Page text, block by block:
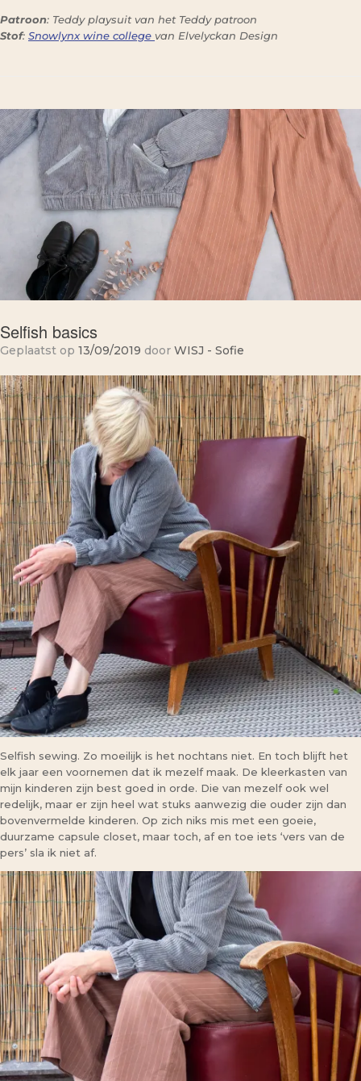
Patroon: Teddy playsuit van het Teddy patroon
Stof: Snowlynx wine college van Elvelyckan Design
Selfish basics
Geplaatst op 13/09/2019 door WISJ - Sofie
Selfish sewing. Zo moeilijk is het nochtans niet. En toch blijft het
elk jaar een voornemen dat ik mezelf maak. De kleerkasten van
mijn kinderen zijn best goed in orde. Die van mezelf ook wel
redelijk, maar er zijn heel wat stuks aanwezig die ouder zijn dan
bovenvermelde kinderen. Op zich niks mis met een goeie,
duurzame capsule closet, maar toch, af en toe iets ‘vers van de
pers’ sla ik niet af.